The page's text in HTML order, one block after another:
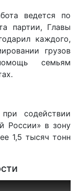
ведется по
партии, Главы
каждого,
грузов
семьям
содействии
России» в зону
1,5 тысяч тонн